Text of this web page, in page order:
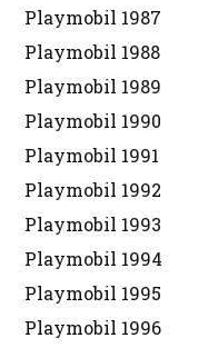
Playmobil 1987
Playmobil 1988
Playmobil 1989
Playmobil 1990
Playmobil 1991
Playmobil 1992
Playmobil 1993
Playmobil 1994
Playmobil 1995
Playmobil 1996